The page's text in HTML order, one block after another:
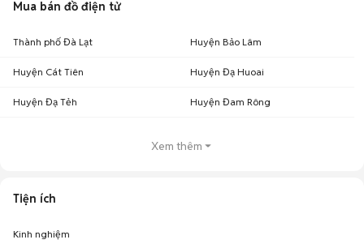
Mua bán đồ điện tử
Thành phố Đà Lạt Huyện Bảo Lâm
Huyện Cát Tiên Huyện Đạ Huoai
Huyện Đạ Tẻh Huyện Đam Rông
Xem thêm
Tiện ích
Kinh nghiệm